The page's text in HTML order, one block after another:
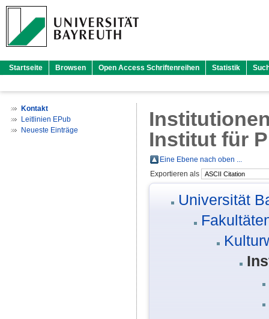
Startseite Browsen Open Access Schriftenreihen Statistik
Kontakt
Leitlinien EPub
Neueste Einträge
Institut für
Eine Ebene nach oben ...
Exportieren als
Universität